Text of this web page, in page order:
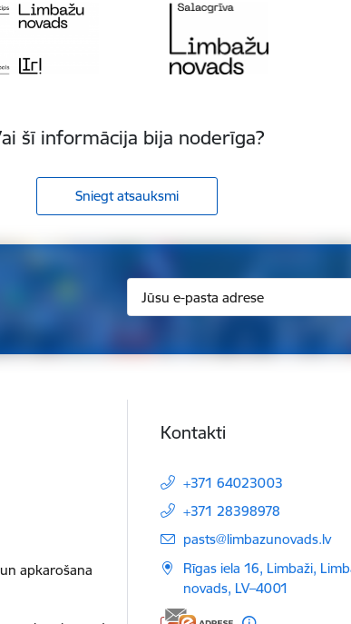
šī informācija bija noderīga?
Sniegt atsauksmi
apkarošana
Kontakti
+371 64023003
+371 28398978
E-pasts:
pasts@limbazunovads.lv
Rīgas iela 16, Limbaži,
novads, LV–4001